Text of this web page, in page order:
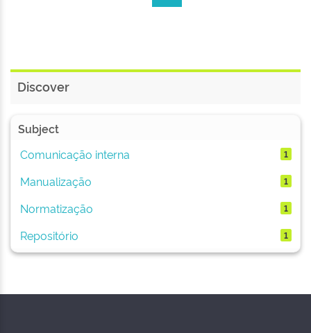
Discover
Subject
Comunicação interna
1
Manualização 1
Normatização 1
Repositório 1